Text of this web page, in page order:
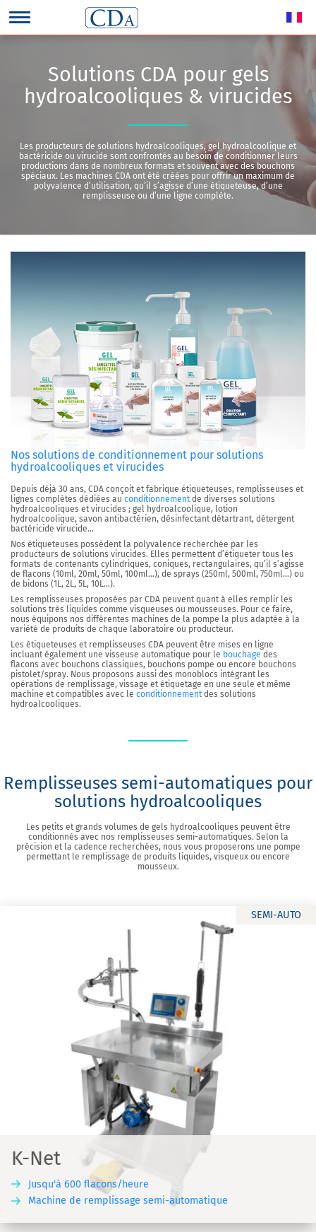
Solutions CDA pour gels
hydroalcooliques & virucides
Les producteurs de solutions hydroalcooliques, gel hydroalcoolique et
bactéricide ou virucide sont confrontés au besoin de conditionner leurs
productions dans de nombreux formats et souvent avec des bouchons
spéciaux. Les machines CDA ont été créées pour offrir un maximum de
polyvalence d’utilisation, qu’il s’agisse d’une étiqueteuse, d’une
remplisseuse ou d’une ligne complète.
Nos solutions de conditionnement pour solutions
hydroalcooliques et virucides
Depuis déjà 30 ans, CDA conçoit et fabrique étiqueteuses, remplisseuses et
lignes complètes dédiées au conditionnement de diverses solutions
hydroalcooliques et virucides ; gel hydroalcoolique, lotion
hydroalcoolique, savon antibactérien, désinfectant détartrant, détergent
bactéricide virucide…
Nos étiqueteuses possèdent la polyvalence recherchée par les
producteurs de solutions virucides. Elles permettent d’étiqueter tous les
formats de contenants cylindriques, coniques, rectangulaires, qu’il s’agisse
de flacons (10ml, 20ml, 50ml, 100ml…), de sprays (250ml, 500ml, 750ml…) ou
de bidons (1L, 2L, 5L, 10L…).
Les remplisseuses proposées par CDA peuvent quant à elles remplir les
solutions très liquides comme visqueuses ou mousseuses. Pour ce faire,
nous équipons nos différentes machines de la pompe la plus adaptée à la
variété de produits de chaque laboratoire ou producteur.
Les étiqueteuses et remplisseuses CDA peuvent être mises en ligne
incluant également une visseuse automatique pour le bouchage des
flacons avec bouchons classiques, bouchons pompe ou encore bouchons
pistolet/spray. Nous proposons aussi des monoblocs intégrant les
opérations de remplissage, vissage et étiquetage en une seule et même
machine et compatibles avec le conditionnement des solutions
hydroalcooliques.
Remplisseuses semi-automatiques pour
solutions hydroalcooliques
Les petits et grands volumes de gels hydroalcooliques peuvent être
conditionnés avec nos remplisseuses semi-automatiques. Selon la
précision et la cadence recherchées, nous vous proposerons une pompe
permettant le remplissage de produits liquides, visqueux ou encore
mousseux.
SEMI-AUTO
K-Net
Jusqu'à 600 flacons/heure
Machine de remplissage semi-automatique